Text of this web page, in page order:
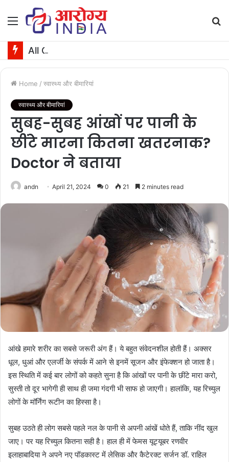
Menu
Home / स्वास्थ्य और बीमारियां
स्वास्थ्य और बीमारियां
सुबह-सुबह आंखों पर पानी के
छींटे मारना कितना खतरनाक?
Doctor ने बताया
andn April 21, 2024 0 21 2 minutes read
आंखे हमारे शरीर का सबसे जरूरी अंग हैं। ये बहुत संवेदनशील होती हैं। अक्‍सर
धूल, धुआं और एलर्जी के संपर्क में आने से इनमें सूजन और इंफेक्‍शन हो जाता है।
इस स्थिति में कई बार लोगों को कहते सुना है कि आंखों पर पानी के छींटे मारा करो,
सुस्‍ती तो दूर भागेगी ही साथ ही जमा गंदगी भी साफ हो जाएगी। हालांकि, यह रिच्‍युल
लोगों के मॉर्निंग रूटीन का हिस्‍सा है।
सुबह उठते ही लोग सबसे पहले नल के पानी से अपनी आंखें धोते हैं, ताकि नींद खुल
जाए। पर यह रिच्‍युल कितना सही है। हाल ही में फेमस यूट्यूबर रणवीर
इलाहाबादिया ने अपने नए पॉडकास्ट में लेसिक और कैटेरक्‍ट सर्जन डॉ. राहिल